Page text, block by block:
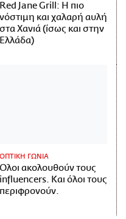
Red Jane Grill: Η πιο
νόστιμη και χαλαρή αυλή
στα Χανιά (ίσως και στην
Ελλάδα)
ΟΠΤΙΚΗ ΓΩΝΙΑ
Όλοι ακολουθούν τους
influencers. Και όλοι τους
περιφρονούν.